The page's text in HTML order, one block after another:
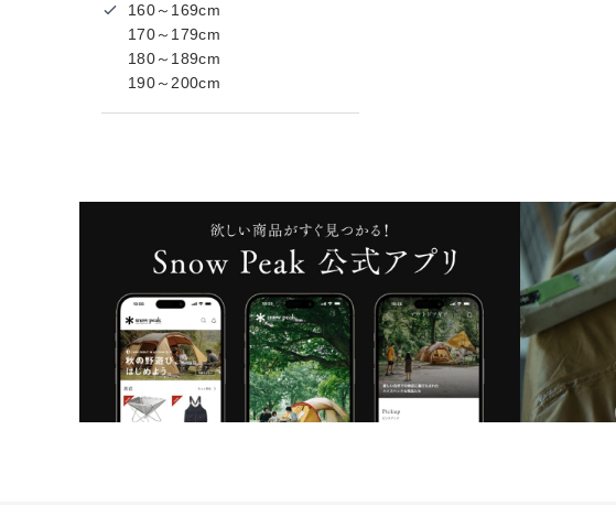
160～169cm
170～179cm
180～189cm
190～200cm